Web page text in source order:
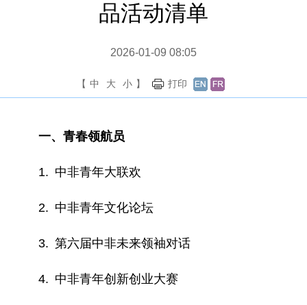
品活动清单
2026-01-09 08:05
【 中 大 小 】 打印
一、青春领航员
1. 中非青年大联欢
2. 中非青年文化论坛
3. 第六届中非未来领袖对话
4. 中非青年创新创业大赛